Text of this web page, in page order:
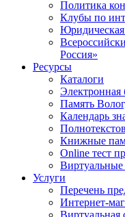
Политика
Клубы по
Россия»
Ресурсы
Каталоги
Электронная
Память
Календарь
Книжные
Online тест
Виртуальные
Услуги
Перечень
Интернет-
Виртуальная